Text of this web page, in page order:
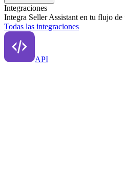
Integraciones
Integra Seller Assistant en tu flujo de
Todas las integraciones
API